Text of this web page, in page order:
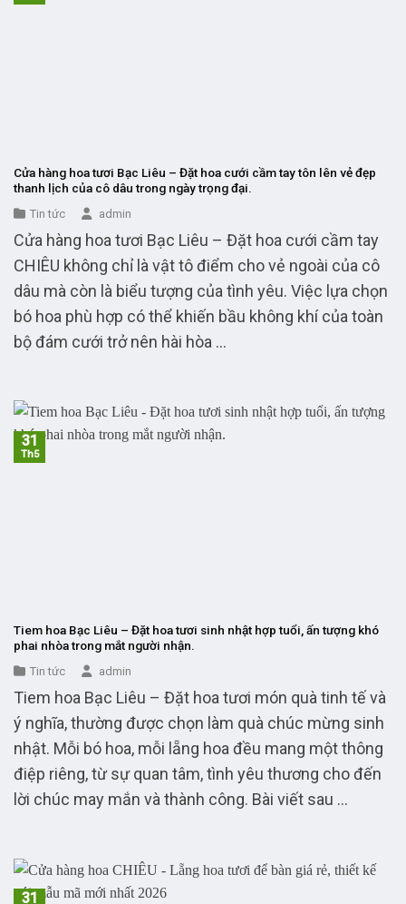
Cửa hàng hoa tươi Bạc Liêu – Đặt hoa cưới cầm tay tôn lên vẻ đẹp
thanh lịch của cô dâu trong ngày trọng đại.
Tin tức admin
Cửa hàng hoa tươi Bạc Liêu – Đặt hoa cưới cầm tay
CHIÊU không chỉ là vật tô điểm cho vẻ ngoài của cô
dâu mà còn là biểu tượng của tình yêu. Việc lựa chọn
bó hoa phù hợp có thể khiến bầu không khí của toàn
bộ đám cưới trở nên hài hòa ...
Tiem hoa Bạc Liêu – Đặt hoa tươi sinh nhật hợp tuổi, ấn tượng khó
phai nhòa trong mắt người nhận.
Tin tức admin
Tiem hoa Bạc Liêu – Đặt hoa tươi món quà tinh tế và
ý nghĩa, thường được chọn làm quà chúc mừng sinh
nhật. Mỗi bó hoa, mỗi lẵng hoa đều mang một thông
điệp riêng, từ sự quan tâm, tình yêu thương cho đến
lời chúc may mắn và thành công. Bài viết sau ...
31
Th5
31